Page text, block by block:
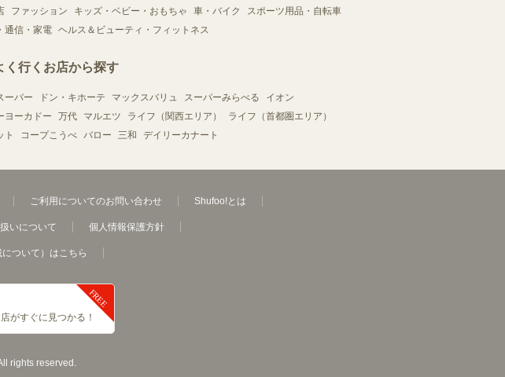
ファッション キッズ・ベビー・おもちゃ 車・バイク
スポーツ用品・自転車
通信・家電 ヘルス＆ビューティ・フィットネス
く行くお店から探す
ーパー ドン・キホーテ マックスバリュ スーパーみらべる
イオン
ヨーカドー
万代 マルエツ ライフ（関西エリア）
ライフ（首都圏エリア）
ト
コープこうべ バロー 三和 デイリーカナート
ご利用についてのお問い合わせ Shufoo!とは
いについて 個人情報保護方針
ついて）はこちら
がすぐに見つかる！
rights reserved.